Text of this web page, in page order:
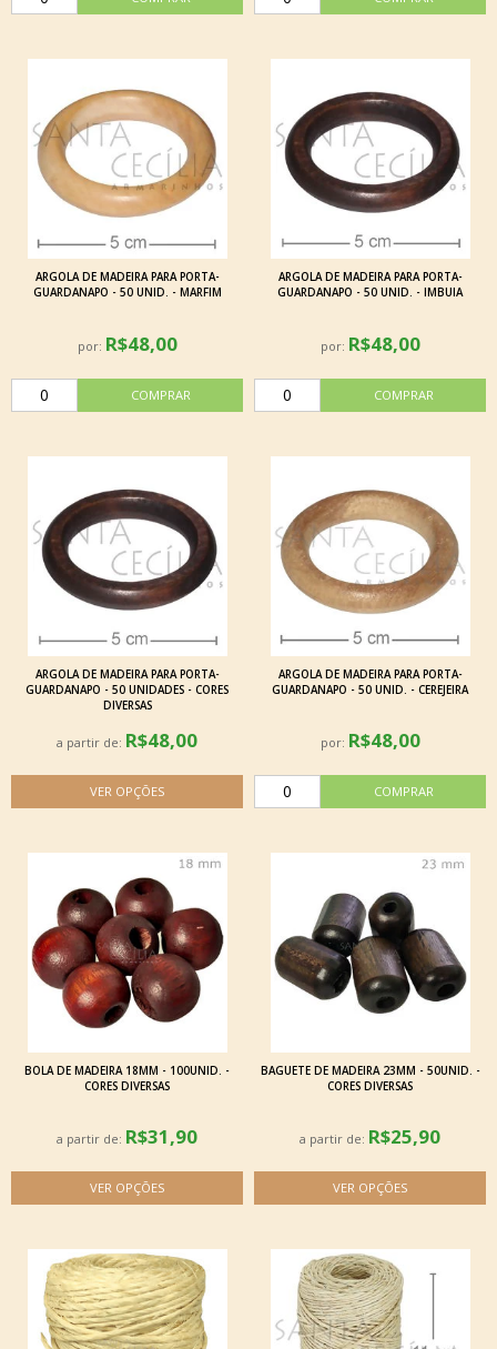
ARGOLA DE MADEIRA PARA PORTA-
GUARDANAPO - 50 UNID. - MARFIM
por: R$48,00
ARGOLA DE MADEIRA PARA PORTA-
GUARDANAPO - 50 UNID. - IMBUIA
por: R$48,00
ARGOLA DE MADEIRA PARA PORTA-
GUARDANAPO - 50 UNIDADES - CORES
DIVERSAS
a partir de: R$48,00
ARGOLA DE MADEIRA PARA PORTA-
GUARDANAPO - 50 UNID. - CEREJEIRA
por: R$48,00
BOLA DE MADEIRA 18MM - 100UNID. -
CORES DIVERSAS
a partir de: R$31,90
BAGUETE DE MADEIRA 23MM - 50UNID. -
CORES DIVERSAS
a partir de: R$25,90